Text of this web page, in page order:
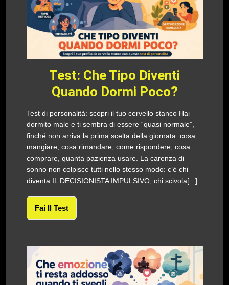
Test: Che Tipo Diventi
Quando Dormi Poco?
Test di personalità: scopri il tuo cervello stanco Hai
dormito male e ti sembra di essere “quasi normale”,
finché non arriva la prima scelta della giornata: cosa
mangiare, cosa rimandare, come rispondere, cosa
comprare, quanta pazienza usare. La carenza di
sonno non colpisce tutti nello stesso modo: c’è chi
diventa IL DECISIONISTA IMPULSIVO, chi scivola[...]
Fai Il Test